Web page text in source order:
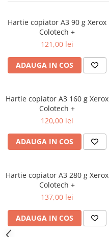
Hartie copiator A3 90 g Xerox
Colotech +
121,00 lei
ADAUGA IN COS
Hartie copiator A3 160 g Xerox
Colotech +
120,00 lei
ADAUGA IN COS
Hartie copiator A3 280 g Xerox
Colotech +
137,00 lei
ADAUGA IN COS